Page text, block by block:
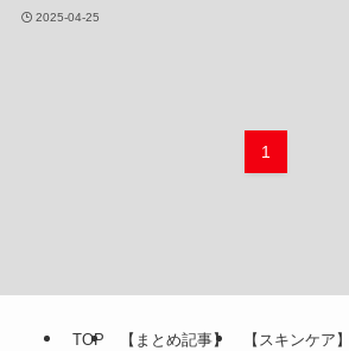
2025-04-25
1
TOP
【まとめ記事】
【スキンケア】